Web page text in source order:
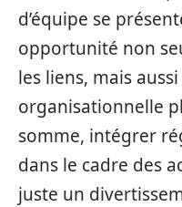
d’équipe se
opportunité non
les liens, mais
organisationnelle
somme, intégrer
dans le cadre des
juste un